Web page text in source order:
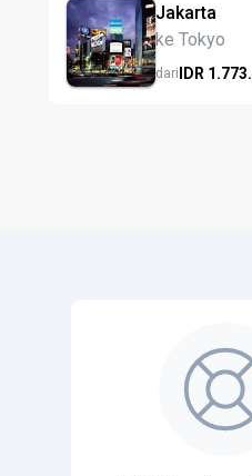
Jakarta
ke Tokyo
dariIDR 1.773.